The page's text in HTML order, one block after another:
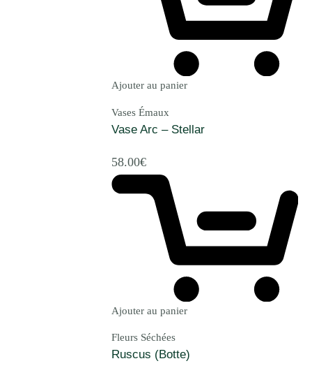
Ajouter au panier
Vases Émaux
Vase Arc – Stellar
58.00€
Ajouter au panier
Fleurs Séchées
Ruscus (Botte)